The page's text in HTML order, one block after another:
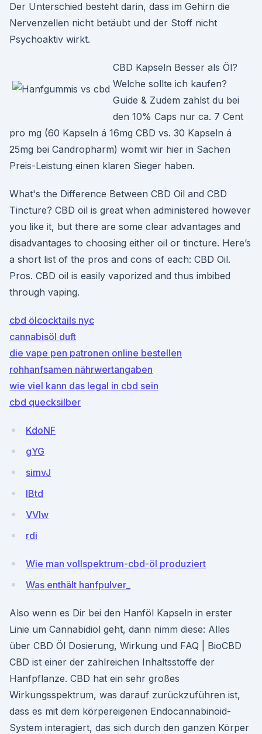
Der Unterschied besteht darin, dass im Gehirn die
Nervenzellen nicht betäubt und der Stoff nicht
Psychoaktiv wirkt.
CBD Kapseln Besser als Öl?
Welche sollte ich kaufen?
Guide & Zudem zahlst du bei
den 10% Caps nur ca. 7 Cent
pro mg (60 Kapseln á 16mg CBD vs. 30 Kapseln á
25mg bei Candropharm) womit wir hier in Sachen
Preis-Leistung einen klaren Sieger haben.
What's the Difference Between CBD Oil and CBD
Tincture? CBD oil is great when administered however
you like it, but there are some clear advantages and
disadvantages to choosing either oil or tincture. Here’s
a short list of the pros and cons of each: CBD Oil.
Pros. CBD oil is easily vaporized and thus imbibed
through vaping.
cbd ölcocktails nyc
cannabisöl duft
die vape pen patronen online bestellen
rohhanfsamen nährwertangaben
wie viel kann das legal in cbd sein
cbd quecksilber
KdoNF
gYG
simvJ
IBtd
VVIw
rdi
Wie man vollspektrum-cbd-öl produziert
Was enthält hanfpulver_
Also wenn es Dir bei den Hanföl Kapseln in erster
Linie um Cannabidiol geht, dann nimm diese: Alles
über CBD Öl Dosierung, Wirkung und FAQ | BioCBD
CBD ist einer der zahlreichen Inhaltsstoffe der
Hanfpflanze. CBD hat ein sehr großes
Wirkungsspektrum, was darauf zurückzuführen ist,
dass es mit dem körpereigenen Endocannabinoid-
System interagiert, das sich durch den ganzen Körper